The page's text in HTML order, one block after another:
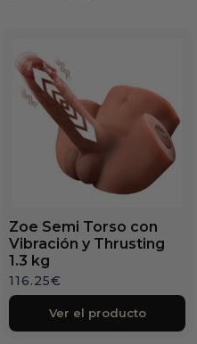
Zoe Semi Torso con
Vibración y Thrusting
1.3 kg
116.25€
Ver el producto